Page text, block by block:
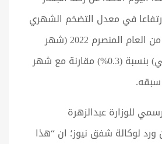
في معدل التضخم الشهري
خلال الشهر الأخير من العام المنصرم 2022 (شهر
كانون الاول الماضي) بنسبة (0.3%) مقارنة مع شهر
للوزارة عبدالزهرة
ورد لوكالة شفق نيوز؛ ان “هذا